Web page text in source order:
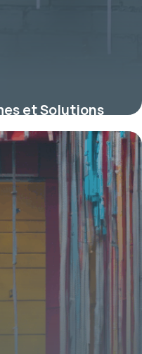
et Solutions